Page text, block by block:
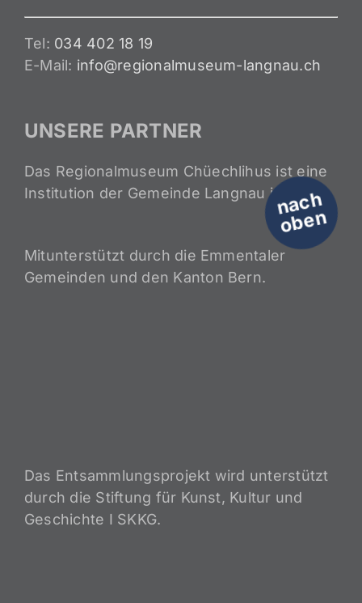
n
a
c
h
o
b
e
n
Tel: 034 402 18 19
E-Mail: info@regionalmuseum-langnau.ch
UNSERE PARTNER
Das Regionalmuseum Chüechlihus ist eine
Institution der Gemeinde Langnau i.E.
Mitunterstützt durch die Emmentaler
Gemeinden und den Kanton Bern.
Das Entsammlungsprojekt wird unterstützt
durch die Stiftung für Kunst, Kultur und
Geschichte I SKKG.